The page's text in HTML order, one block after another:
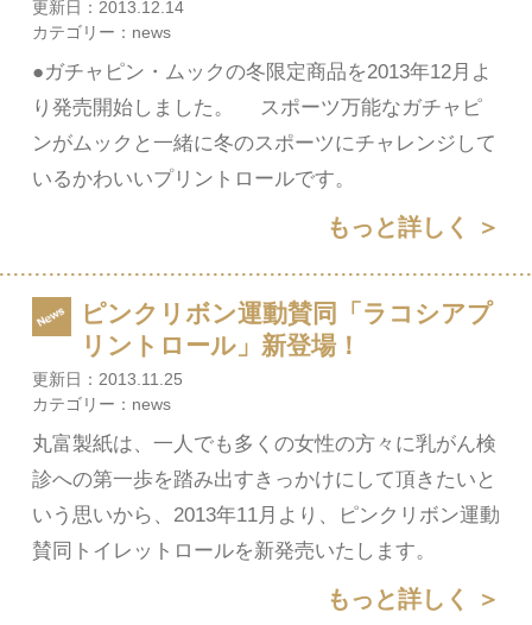
更新日： 2013.12.14
カテゴリー： news
●ガチャピン・ムックの冬限定商品を2013年12月よ
り発売開始しました。 スポーツ万能なガチャピ
ンがムックと一緒に冬のスポーツにチャレンジして
いるかわいいプリントロールです。
もっと詳しく ＞
ピンクリボン運動賛同「ラコシアプ
リントロール」新登場！
更新日： 2013.11.25
カテゴリー： news
丸富製紙は、一人でも多くの女性の方々に乳がん検
診への第一歩を踏み出すきっかけにして頂きたいと
いう思いから、2013年11月より、ピンクリボン運動
賛同トイレットロールを新発売いたします。
もっと詳しく ＞